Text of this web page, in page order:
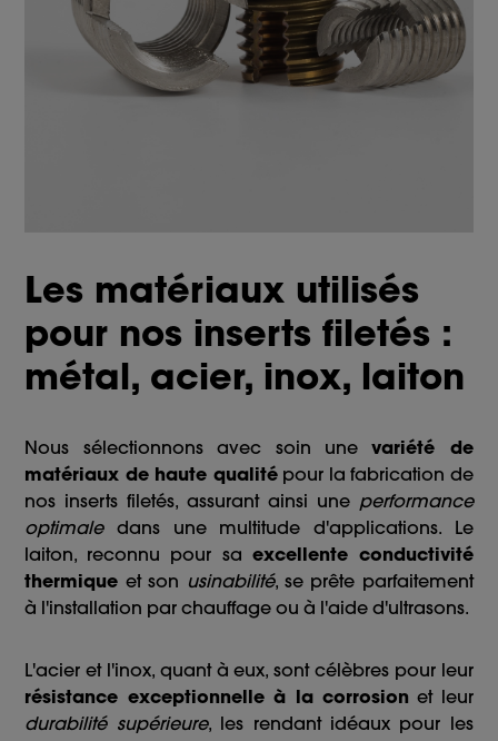
Les matériaux utilisés
pour nos inserts filetés :
métal, acier, inox, laiton
Nous sélectionnons avec soin unevariété de
matériaux de haute qualitépour la fabrication de
nos inserts filetés, assurant ainsi une performance
optimaledans une multitude d'applications. Le
laiton, reconnu pour sa excellente conductivité
thermique et son usinabilité, se prête parfaitement
à l'installation par chauffage ou à l'aide d'ultrasons.
L'acier et l'inox, quant à eux, sont célèbres pour leur
résistance exceptionnelle à la corrosionet leur
durabilité supérieure, les rendant idéaux pour les